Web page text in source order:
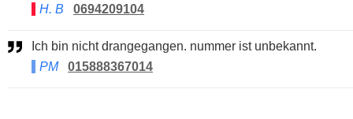
H. B
0694209104
Ich bin nicht drangegangen. nummer ist unbekannt.
PM
015888367014